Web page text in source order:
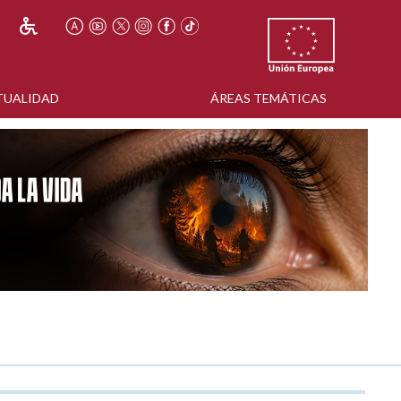
ÁREAS TEMÁTICAS